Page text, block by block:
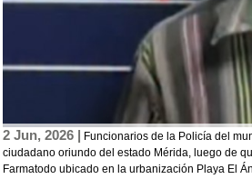
2 Jun, 2026 | Funcionarios de la Policía del
ciudadano oriundo del estado Mérida, luego de
Farmatodo ubicado en la urbanización Playa El